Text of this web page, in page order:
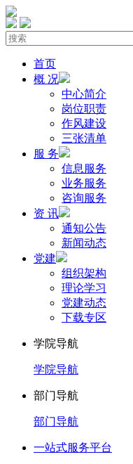
首页
概 况
中心简介
岗位职责
作风建设
三张清单
服 务
信息服务
业务服务
咨询服务
资 讯
通知公告
新闻动态
党建
组织架构
理论学习
党建动态
下载专区
学院导航
学院导航
部门导航
部门导航
一站式服务平台